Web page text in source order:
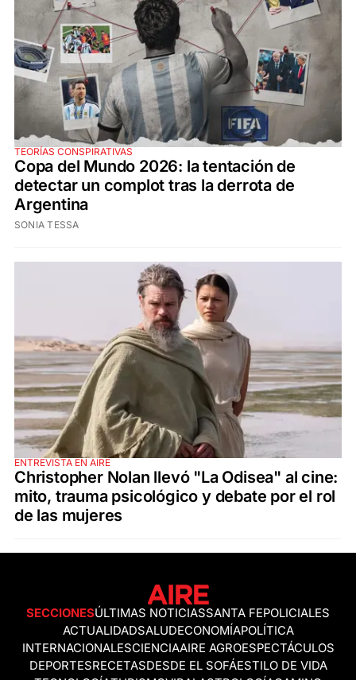
TEORÍAS CONSPIRATIVAS
Copa del Mundo 2026: la tentación de
detectar un complot tras la derrota de
Argentina
SONIA TESSA
ENTREVISTA EN AIRE
Christopher Nolan llevó "La Odisea" al cine:
mito, trauma psicológico y debate por el rol
de las mujeres
SECCIONESÚLTIMAS NOTICIASSANTA FEPOLICIALES
ACTUALIDADSALUDECONOMÍAPOLÍTICA
INTERNACIONALESCIENCIAAIRE AGROESPECTÁCULOS
DEPORTESRECETASDESDE EL SOFÁESTILO DE VIDA